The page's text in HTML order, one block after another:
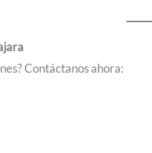
Contáctanos ahora: